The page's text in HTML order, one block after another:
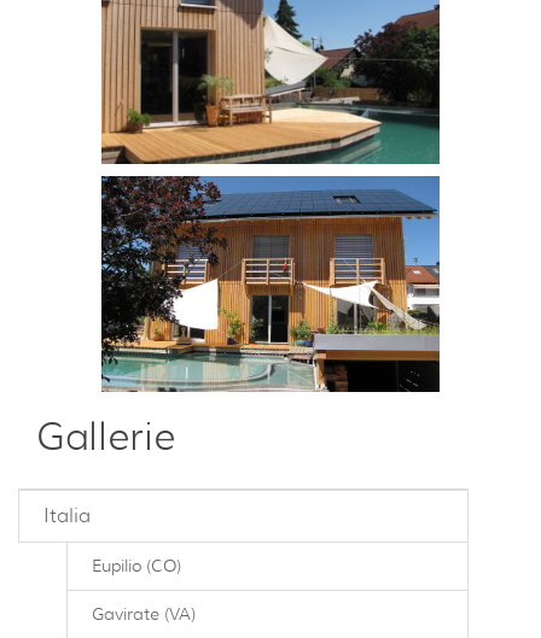
Gallerie
Italia
Eupilio (CO)
Gavirate (VA)